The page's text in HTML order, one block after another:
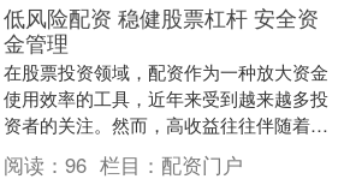
低风险配资 稳健股票杠杆 安全资
金管理
在股票投资领域，配资作为一种放大资金
使用效率的工具，近年来受到越来越多投
资者的关注。然而，高收益往往伴随着高
风险。如何在享受杠杆带来的收益潜力的
同时，有效控制风....
阅读： 96 栏目： 配资门户